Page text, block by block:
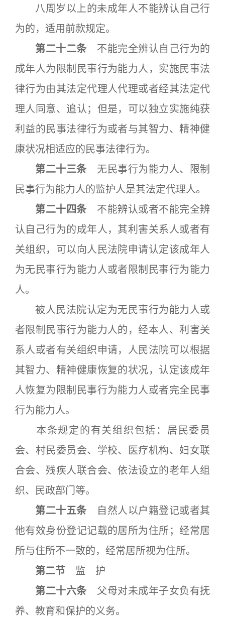
八周岁以上的未成年人不能辨认自己行
为的，适用前款规定。
第二十二条 不能完全辨认自己行为的
成年人为限制民事行为能力人，实施民事法
律行为由其法定代理人代理或者经其法定代
理人同意、追认；但是，可以独立实施纯获
利益的民事法律行为或者与其智力、精神健
康状况相适应的民事法律行为。
第二十三条 无民事行为能力人、限制
民事行为能力人的监护人是其法定代理人。
第二十四条 不能辨认或者不能完全辨
认自己行为的成年人，其利害关系人或者有
关组织，可以向人民法院申请认定该成年人
为无民事行为能力人或者限制民事行为能力
人。
被人民法院认定为无民事行为能力人或
者限制民事行为能力人的，经本人、利害关
系人或者有关组织申请，人民法院可以根据
其智力、精神健康恢复的状况，认定该成年
人恢复为限制民事行为能力人或者完全民事
行为能力人。
本条规定的有关组织包括：居民委员
会、村民委员会、学校、医疗机构、妇女联
合会、残疾人联合会、依法设立的老年人组
织、民政部门等。
第二十五条 自然人以户籍登记或者其
他有效身份登记记载的居所为住所；经常居
所与住所不一致的，经常居所视为住所。
第二节 监 护
第二十六条 父母对未成年子女负有抚
养、教育和保护的义务。